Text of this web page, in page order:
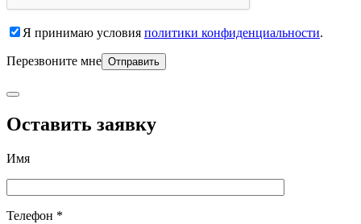
Я принимаю условия политики конфиденциальности.
Перезвоните мне
Оставить заявку
Имя
Телефон *